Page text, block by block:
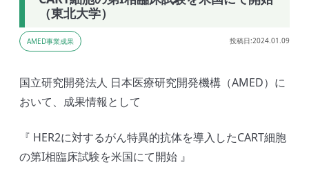
（東北大学）
AMED事業成果 投稿日:2024.01.09
国立研究開発法人 日本医療研究開発機構（AMED）に
おいて、成果情報として
『 HER2に対するがん特異的抗体を導入したCART細胞
の第I相臨床試験を米国にて開始 』